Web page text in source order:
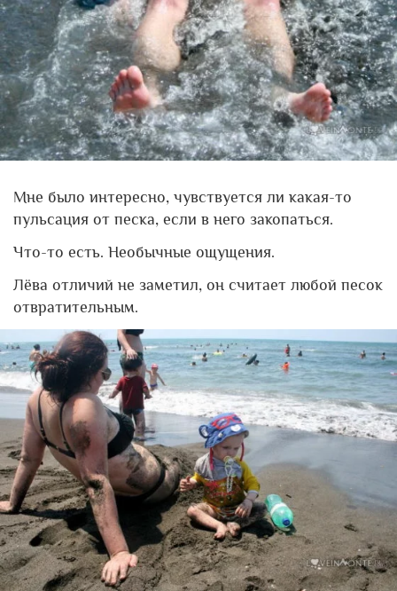
Мне было интересно, чувствуется ли какая-то
пульсация от песка, если в него закопаться.
Что-то есть. Необычные ощущения.
Лёва отличий не заметил, он считает любой песок
отвратительным.